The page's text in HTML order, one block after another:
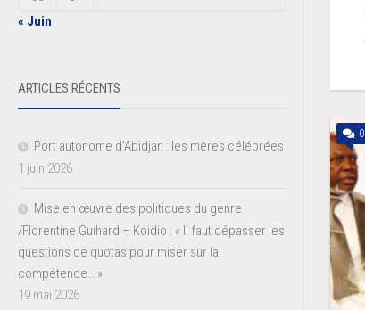
0
« Juin
ARTICLES RÉCENTS
Port autonome d’Abidjan : les mères célébrées
1 juin 2026
Mise en œuvre des politiques du genre
/Florentine Guihard – Koidio : « Il faut dépasser les
questions de quotas pour miser sur la
compétence… »
19 mai 2026